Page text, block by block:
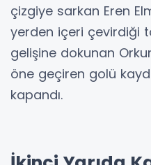
çizgiye sarkan Eren
yerden içeri çevirdiği
gelişine dokunan
öne geçiren golü
kapandı.